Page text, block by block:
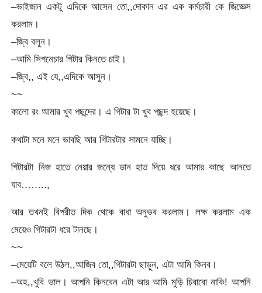
–ভাইজান একটু এদিকে আসেন তো,,দোকান এর এক কর্মচারী কে জিজ্ঞেস
করলাম।
–জ্বি বলুন।
–আমি সিগনেচার গিটার কিনতে চাই।
–জ্বি,, এই যে,,এদিকে আসুন।
~~
কালো রং আমার খুব পছন্দের। এ গিটার টা খুব পছন্দ হয়েছে।
কথাটা মনে মনে ভাবছি আর গিটারটার সামনে যাচ্ছি।
গিটারটা নিজ হাতে নেয়ার জন্যে ডান হাত দিয়ে ধরে আমার কাছে আনতে
যাব……..,
আর তখনই বিপরীত দিক থেকে বাধা অনুভব করলাম। লক্ষ করলাম এক
মেয়েও গিটারটা ধরে টানছে।
~~
–মেয়েটি বলে উঠল,,আজিব তো,,গিটারটা ছাড়ুন, এটা আমি কিনব।
–অহ,,খুবি ভাল। আপনি কিনবেন এটা আর আমি মুড়ি চিবাবো নাকি! আপনি